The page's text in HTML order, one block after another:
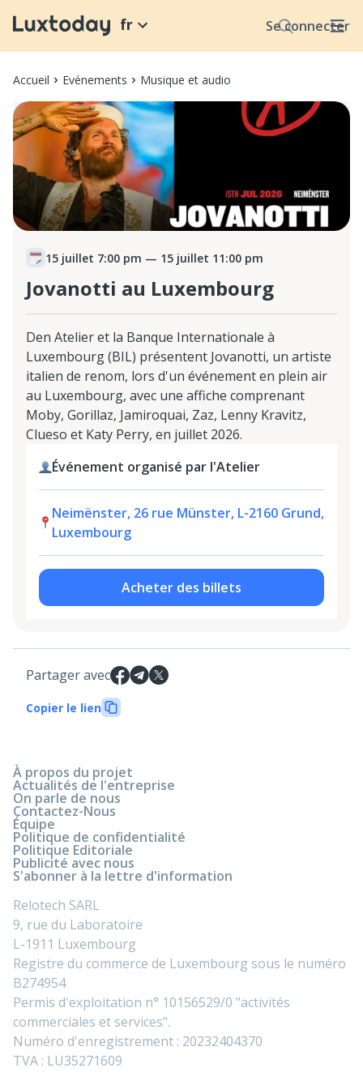
Se connecter
fr
Accueil Evénements Musique et audio
15 juillet 7:00 pm — 15 juillet 11:00 pm
Jovanotti au Luxembourg
Den Atelier et la Banque Internationale à
Luxembourg (BIL) présentent Jovanotti, un artiste
italien de renom, lors d'un événement en plein air
au Luxembourg, avec une affiche comprenant
Moby, Gorillaz, Jamiroquai, Zaz, Lenny Kravitz,
Clueso et Katy Perry, en juillet 2026.
Événement organisé par l'Atelier
Neimënster, 26 rue Münster, L-2160 Grund,
Luxembourg
Acheter des billets
Partager avec
Copier le lien
À propos du projet
Actualités de l'entreprise
On parle de nous
Contactez-Nous
Équipe
Politique de confidentialité
Politique Editoriale
Publicité avec nous
S'abonner à la lettre d'information
Relotech SARL
9, rue du Laboratoire
L-1911 Luxembourg
Registre du commerce de Luxembourg sous le numéro
B274954
Permis d'exploitation n° 10156529/0 "activités
commerciales et services".
Numéro d'enregistrement : 20232404370
TVA : LU35271609